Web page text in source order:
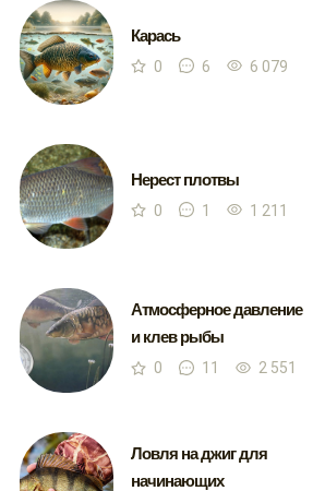
Карась
0 6 6 079
Нерест плотвы
0 1 1 211
Атмосферное давление
и клев рыбы
0 11 2 551
Ловля на джиг для
начинающих